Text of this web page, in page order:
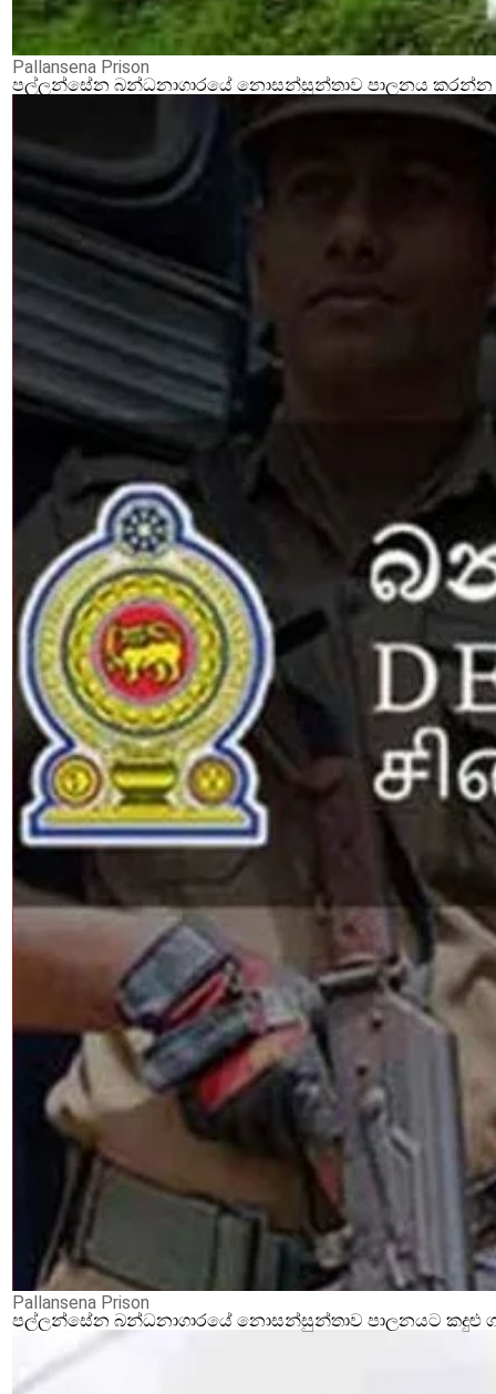
Pallansena Prison
පල්ලන්සේන බන්ධනාගාරයේ නොසන්සුන්තාව පාලනය කරන්න
Pallansena Prison
පල්ලන්සේන බන්ධනාගාරයේ නොසන්සුන්තාව පාලනයට කදුළු